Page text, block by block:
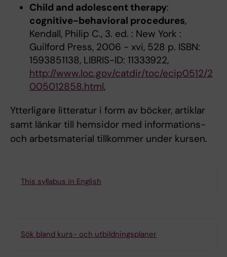
Child and adolescent therapy:
cognitive-behavioral procedures,
Kendall, Philip C., 3. ed. : New York :
Guilford Press, 2006 - xvi, 528 p. ISBN:
1593851138, LIBRIS-ID: 11333922,
http://www.loc.gov/catdir/toc/ecip0512/2
005012858.html,
Ytterligare litteratur i form av böcker, artiklar
samt länkar till hemsidor med informations-
och arbetsmaterial tillkommer under kursen.
This syllabus in English
Sök bland kurs- och utbildningsplaner